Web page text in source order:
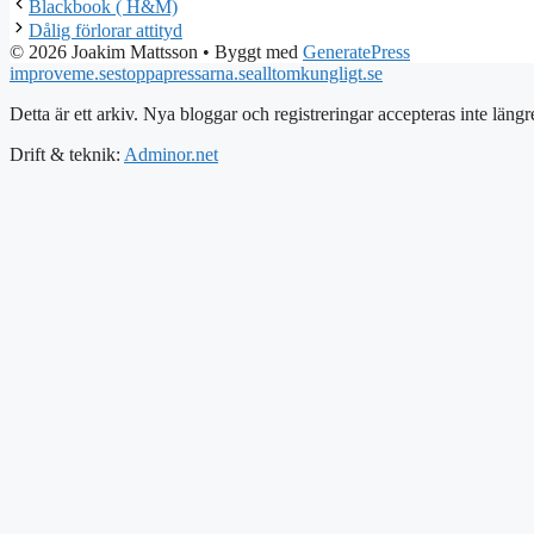
Blackbook ( H&M)
Dålig förlorar attityd
© 2026 Joakim Mattsson • Byggt med GeneratePress
improveme.sestoppapressarna.sealltomkungligt.se
Detta är ett arkiv. Nya bloggar och registreringar accepteras inte
Drift & teknik: Adminor.net